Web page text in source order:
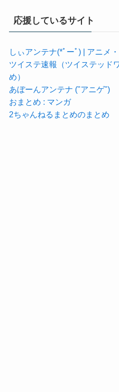
応援しているサイト
しぃアンテナ(*ﾟーﾟ) | アニメ
ツイステ速報（ツイステッド
め）
あぼーんアンテナ ("アニゲ")
おまとめ : マンガ
2ちゃんねるまとめのまとめ